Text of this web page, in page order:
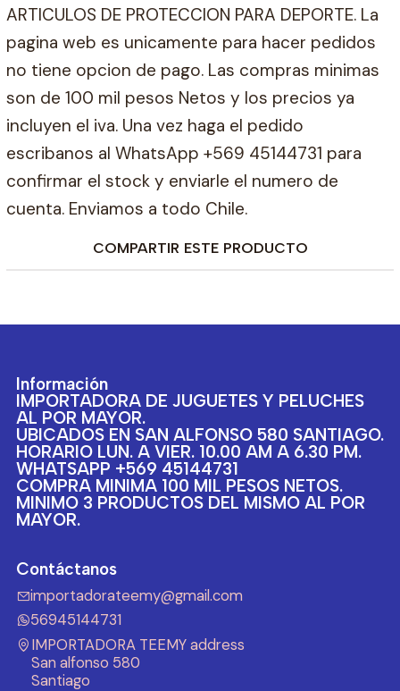
ARTICULOS DE PROTECCION PARA DEPORTE. La
pagina web es unicamente para hacer pedidos
no tiene opcion de pago. Las compras minimas
son de 100 mil pesos Netos y los precios ya
incluyen el iva. Una vez haga el pedido
escribanos al WhatsApp +569 45144731 para
confirmar el stock y enviarle el numero de
cuenta. Enviamos a todo Chile.
COMPARTIR ESTE PRODUCTO
Información
IMPORTADORA DE JUGUETES Y PELUCHES
AL POR MAYOR.
UBICADOS EN SAN ALFONSO 580 SANTIAGO.
HORARIO LUN. A VIER. 10.00 AM A 6.30 PM.
WHATSAPP +569 45144731
COMPRA MINIMA 100 MIL PESOS NETOS.
MINIMO 3 PRODUCTOS DEL MISMO AL POR
MAYOR.
Contáctanos
importadorateemy@gmail.com
56945144731
IMPORTADORA TEEMY address
San alfonso 580
Santiago